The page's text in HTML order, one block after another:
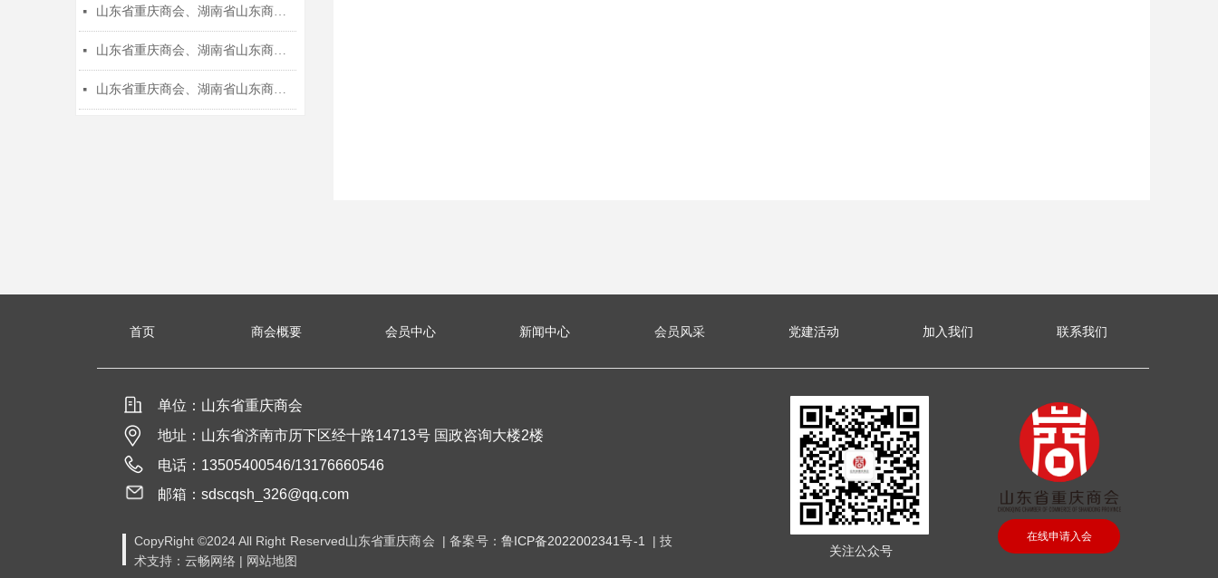
넷 山东省重庆商会、湖南省山东商会联合开展的公益捐赠活动在重庆大渡口区教委会议室举行
넷 山东省重庆商会、湖南省山东商会联合发起的“山海相连·鲁渝情深”爱心公益捐赠仪式在巫山中学学术报告厅举行
넷 山东省重庆商会、湖南省山东商会联合发起的“山海相连·鲁渝情深”爱心公益捐赠仪式在重庆忠县行政中心楼举行
首页 商会概要 会员中心 新闻中心 会员风采 党建活动 加入我们 联系我们
CopyRight ©2024 All Right Reserved山东省重庆商会 | 备案号： 鲁ICP备2022002341号-1
| 技
术支持：云畅网络 | 网站地图
在线申请入会
关注公众号
单位：山东省重庆商会
地址：山东省济南市历下区经十路14713号 国政咨询大楼2楼
电话：13505400546/13176660546
邮箱：sdscqsh_326@qq.com